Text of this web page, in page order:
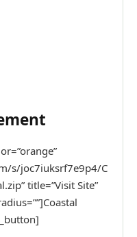
s/joc7iuksrf7e9p4/C
title=”Visit Site”